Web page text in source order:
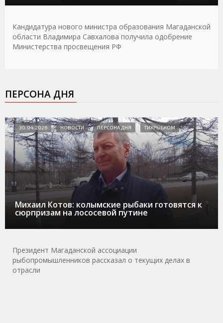
Кандидатура нового министра образования Магаданской
области Владимира Савхалова получила одобрение
Министерства просвещения РФ
ПЕРСОНА ДНЯ
Михаил Котов: колымские рыбаки готовятся к
сюрпризам на лососевой путине
30.04.2026 НОВОСТИ ПЕРСОНА ДНЯ ТИХРЫБКОМ
Президент Магаданской ассоциации
рыбопромышленников рассказал о текущих делах в
отрасли